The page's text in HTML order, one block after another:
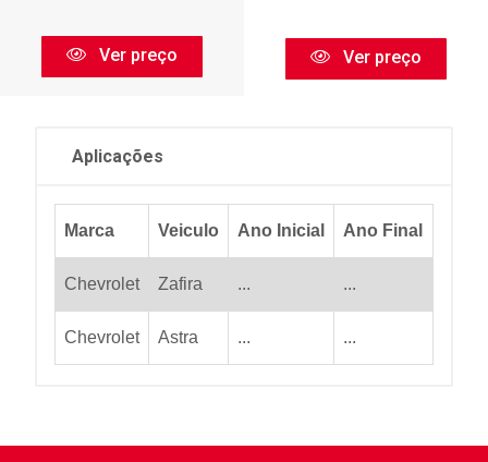
Ver preço Ver preço
Aplicações
Marca Veiculo Ano Inicial Ano Final
Chevrolet Zafira ... ...
Chevrolet Astra ... ...